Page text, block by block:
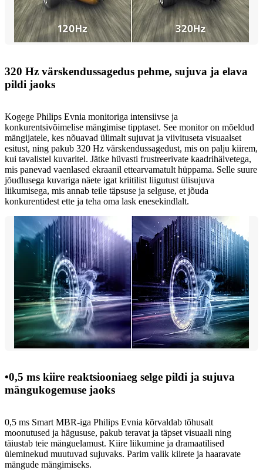
320 Hz värskendussagedus pehme, sujuva ja elava
pildi jaoks
Kogege Philips Evnia monitoriga intensiivse ja
konkurentsivõimelise mängimise tipptaset. See monitor on mõeldud
mängijatele, kes nõuavad ülimalt sujuvat ja viivituseta visuaalset
esitust, ning pakub 320 Hz värskendussagedust, mis on palju kiirem,
kui tavalistel kuvaritel. Jätke hüvasti frustreerivate kaadrihälvetega,
mis panevad vaenlased ekraanil ettearvamatult hüppama. Selle suure
jõudlusega kuvariga näete igat kriitilist liigutust ülisujuva
liikumisega, mis annab teile täpsuse ja selguse, et jõuda
konkurentidest ette ja teha oma lask enesekindlalt.
•0,5 ms kiire reaktsiooniaeg selge pildi ja sujuva
mängukogemuse jaoks
0,5 ms Smart MBR-iga Philips Evnia kõrvaldab tõhusalt
moonutused ja hägususe, pakub teravat ja täpset visuaali ning
täiustab teie mänguelamust. Kiire liikumine ja dramaatilised
üleminekud muutuvad sujuvaks. Parim valik kiirete ja haaravate
mängude mängimiseks.